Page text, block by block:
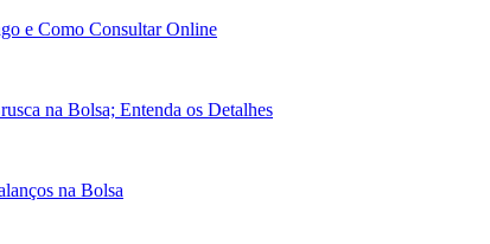
e Como Consultar Online
na Bolsa; Entenda os Detalhes
na Bolsa